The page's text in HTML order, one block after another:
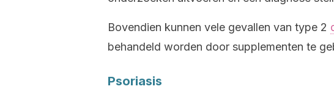
Bovendien kunnen vele gevallen van type 2
behandeld worden door supplementen te
Psoriasis